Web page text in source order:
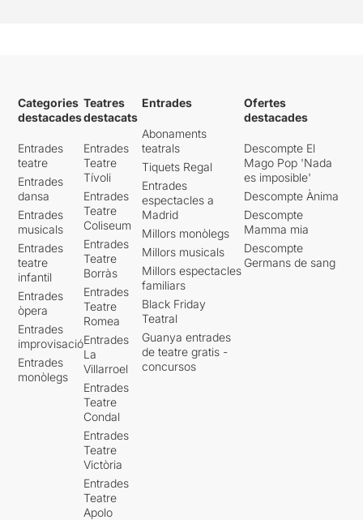
Categories
destacades
Entrades
teatre
Entrades
dansa
Entrades
musicals
Entrades
teatre
infantil
Entrades
òpera
Entrades
improvisació
Entrades
monòlegs
Teatres
destacats
Entrades
Teatre
Tívoli
Entrades
Teatre
Coliseum
Entrades
Teatre
Borràs
Entrades
Teatre
Romea
Entrades
La
Villarroel
Entrades
Teatre
Condal
Entrades
Teatre
Victòria
Entrades
Teatre
Apolo
Entrades
Abonaments
teatrals
Tiquets Regal
Entrades
espectacles a
Madrid
Millors monòlegs
Millors musicals
Millors espectacles
familiars
Black Friday
Teatral
Guanya entrades
de teatre gratis -
concursos
Ofertes
destacades
Descompte El
Mago Pop 'Nada
es imposible'
Descompte Ànima
Descompte
Mamma mia
Descompte
Germans de sang